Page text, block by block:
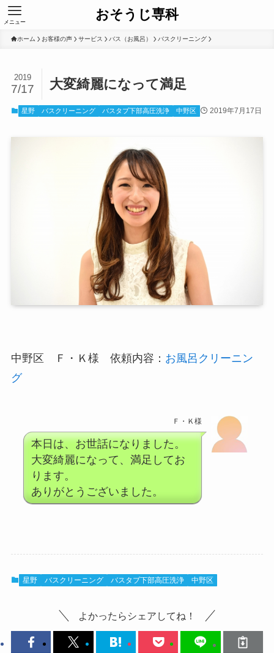
おそうじ専科
メニュー
ホーム お客様の声 サービス バス（お風呂） バスクリーニング
大変綺麗になって満足
2019
7/17
星野 バスクリーニング バスタブ下部高圧洗浄 中野区 2019年7月17日
中野区 Ｆ・Ｋ様 依頼内容： お風呂クリーニン
グ
Ｆ・Ｋ様
本日は、お世話になりました。
大変綺麗になって、満足してお
ります。
ありがとうございました。
星野 バスクリーニング バスタブ下部高圧洗浄 中野区
よかったらシェアしてね！